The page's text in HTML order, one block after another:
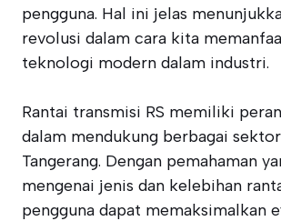
pengguna. Hal ini jelas
revolusi dalam cara kita
teknologi modern dalam industri.
Rantai transmisi RS memiliki
dalam mendukung berbagai
Tangerang. Dengan pemahaman
mengenai jenis dan kelebihan
pengguna dapat memaksimalkan